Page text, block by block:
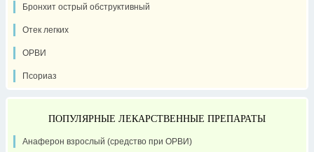
Бронхит острый обструктивный
Отек легких
ОРВИ
Псориаз
ПОПУЛЯРНЫЕ ЛЕКАРСТВЕННЫЕ ПРЕПАРАТЫ
Анаферон взрослый (средство при ОРВИ)